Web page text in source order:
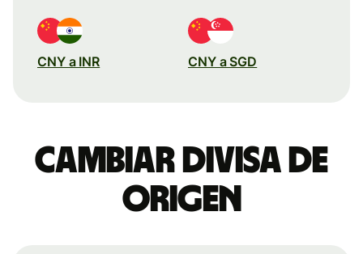
CNY a INR CNY a SGD
Cambiar divisa de
origen